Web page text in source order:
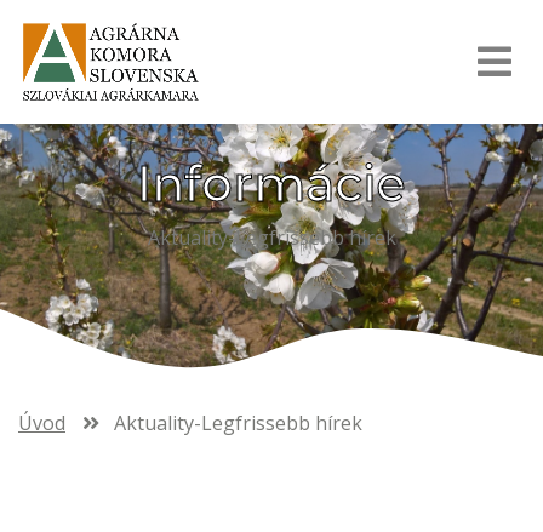
Informácie
Aktuality-Legfrissebb hírek
Úvod Aktuality-Legfrissebb hírek